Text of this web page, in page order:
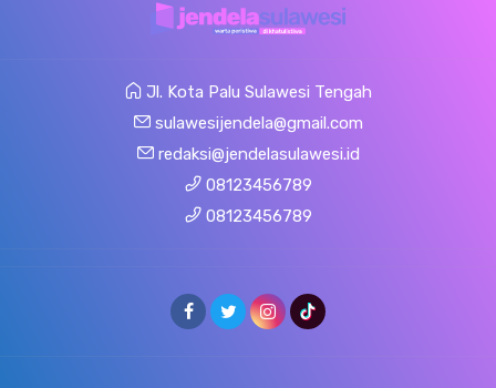
Jl. Kota Palu Sulawesi Tengah
sulawesijendela@gmail.com
redaksi@jendelasulawesi.id
08123456789
08123456789